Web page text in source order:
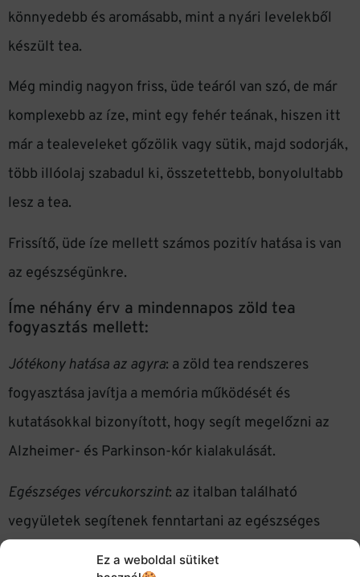
Ez a weboldal sütiket
könnyedebb és aromásabb, mint a nyári levelekből
készült tea.
Még mindig nagyon friss, üde teáról van szó, de már
komplexebb az íze, mint egy fehér teának, hiszen itt
már a tealeveleket gőzölik vagy sütik, majd sodorják,
több illóolaj szabadul ki, összetettebb, bonyolultabb
lesz a tea.
Frissítő, üde íze mellett számos pozitív hatása is van
az egészségünkre.
Íme néhány érv a mindennapos zöld tea
fogyasztás mellett:
Jótékony hatása az agyra: a zöld tea rendszeres
fogyasztása javítja a memória működését és
kutatásokkal bizonyított, hogy segít megelőzni az
Alzheimer- és Parkinson-kór kialakulását.
Egészséges vércukorszint: az italban található
vegyületek segítenek fenntartani az egészséges
vércukorszintet, különösen cukorbetegeknek